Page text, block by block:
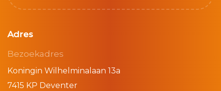
Adres
Bezoekadres
Koningin Wilhelminalaan 13a
7415 KP Deventer